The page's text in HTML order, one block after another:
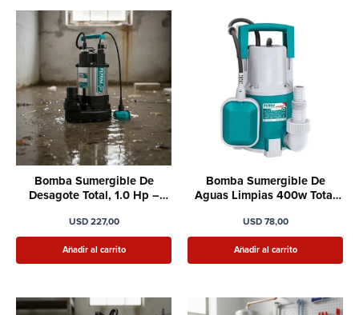
Bomba Sumergible De
Desagote Total, 1.0 Hp –
USD227,00
Añadir al carrito
Bomba Sumergible De
Aguas Limpias 400w Total
USD78,00
Añadir al carrito